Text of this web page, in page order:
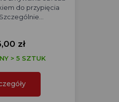
do przypięcia
zł
> 5 SZTUK